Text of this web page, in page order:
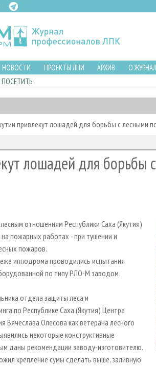
НОВОСТИ ПРОЕКТЫ ЛПИ АРХИВ О
привлекут лошадей для борьбы с лесными
лошадей для борьбы
отношениям Республики Саха (Якутия)
пожарных работах - при тушении и
пожаров.
ипподрома проводились испытания
по типу РЛО-М заводом
отдела защиты леса и
по Республике Саха (Якутия) Центра
Вячеслава Олесова как ветерана лесного
некоторые конструктивные
даны рекомендации заводу-изготовителю.
крепление сумы сделать выше, заливную